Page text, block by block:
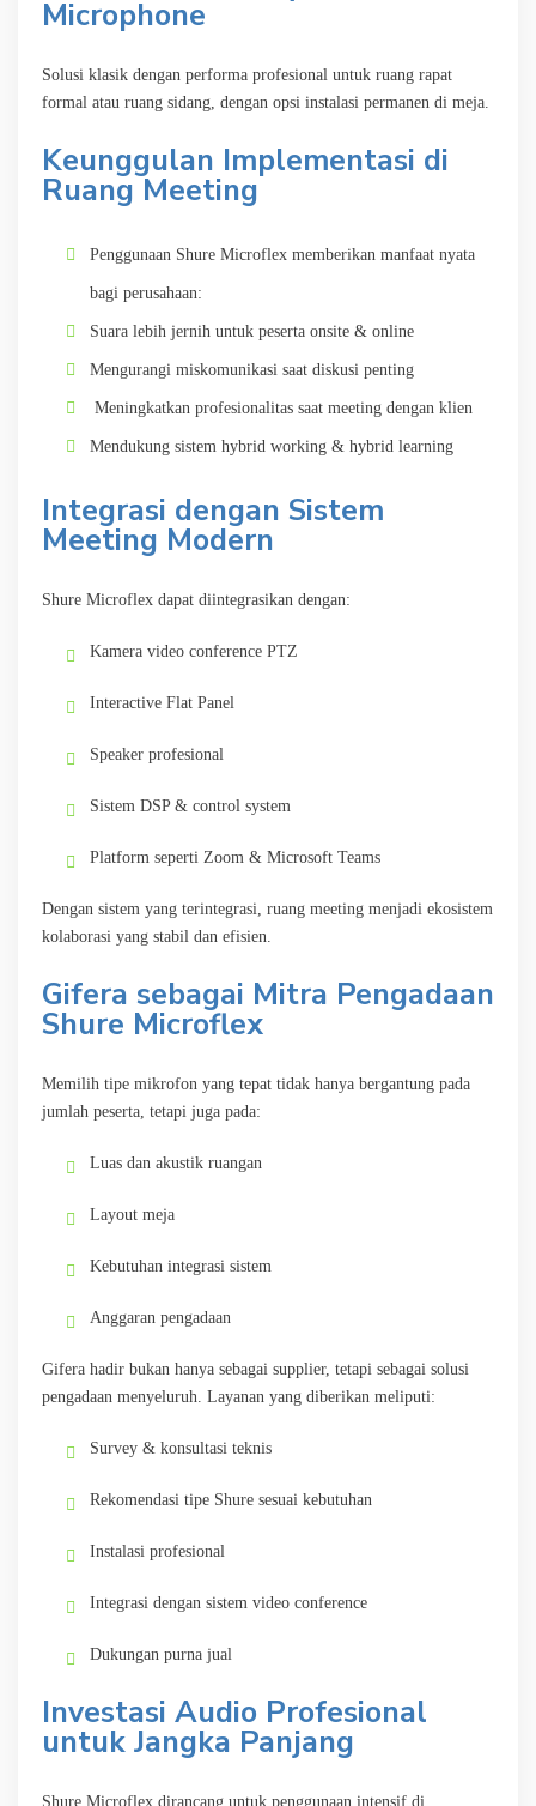
Microphone
Solusi klasik dengan performa profesional untuk ruang rapat
formal atau ruang sidang, dengan opsi instalasi permanen di meja.
Keunggulan Implementasi di
Ruang Meeting
Penggunaan Shure Microflex memberikan manfaat nyata
bagi perusahaan:
Suara lebih jernih untuk peserta onsite & online
Mengurangi miskomunikasi saat diskusi penting
Meningkatkan profesionalitas saat meeting dengan klien
Mendukung sistem hybrid working & hybrid learning
Integrasi dengan Sistem
Meeting Modern
Shure Microflex dapat diintegrasikan dengan:
Kamera video conference PTZ
Interactive Flat Panel
Speaker profesional
Sistem DSP & control system
Platform seperti Zoom & Microsoft Teams
Dengan sistem yang terintegrasi, ruang meeting menjadi ekosistem
kolaborasi yang stabil dan efisien.
Gifera sebagai Mitra Pengadaan
Shure Microflex
Memilih tipe mikrofon yang tepat tidak hanya bergantung pada
jumlah peserta, tetapi juga pada:
Luas dan akustik ruangan
Layout meja
Kebutuhan integrasi sistem
Anggaran pengadaan
Gifera hadir bukan hanya sebagai supplier, tetapi sebagai solusi
pengadaan menyeluruh. Layanan yang diberikan meliputi:
Survey & konsultasi teknis
Rekomendasi tipe Shure sesuai kebutuhan
Instalasi profesional
Integrasi dengan sistem video conference
Dukungan purna jual
Investasi Audio Profesional
untuk Jangka Panjang
Shure Microflex dirancang untuk penggunaan intensif di